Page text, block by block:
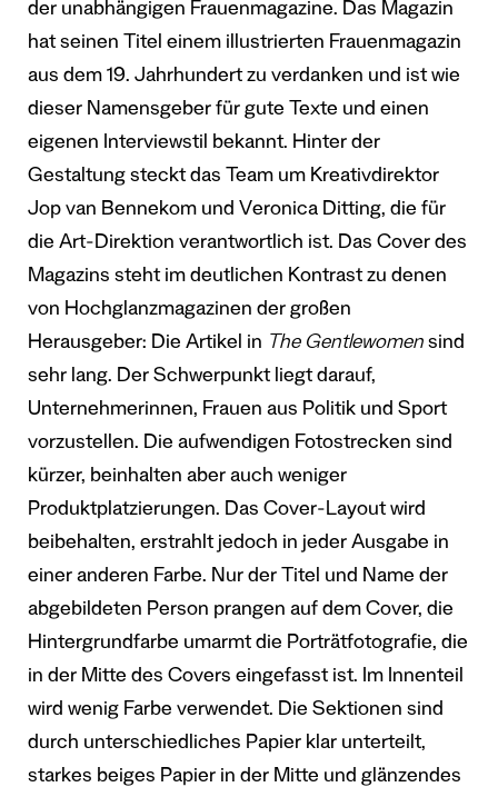
der unabhängigen Frauenmagazine. Das Magazin
hat seinen Titel einem illustrierten Frauenmagazin
aus dem 19. Jahrhundert zu verdanken und ist wie
dieser Namensgeber für gute Texte und einen
eigenen Interviewstil bekannt. Hinter der
Gestaltung steckt das Team um Kreativdirektor
Jop van Bennekom und Veronica Ditting, die für
die Art-Direktion verantwortlich ist. Das Cover des
Magazins steht im deutlichen Kontrast zu denen
von Hochglanzmagazinen der großen
Herausgeber: Die Artikel in The Gentlewomen sind
sehr lang. Der Schwerpunkt liegt darauf,
Unternehmerinnen, Frauen aus Politik und Sport
vorzustellen. Die aufwendigen Fotostrecken sind
kürzer, beinhalten aber auch weniger
Produktplatzierungen. Das Cover-Layout wird
beibehalten, erstrahlt jedoch in jeder Ausgabe in
einer anderen Farbe. Nur der Titel und Name der
abgebildeten Person prangen auf dem Cover, die
Hintergrundfarbe umarmt die Porträtfotografie, die
in der Mitte des Covers eingefasst ist. Im Innenteil
wird wenig Farbe verwendet. Die Sektionen sind
durch unterschiedliches Papier klar unterteilt,
starkes beiges Papier in der Mitte und glänzendes